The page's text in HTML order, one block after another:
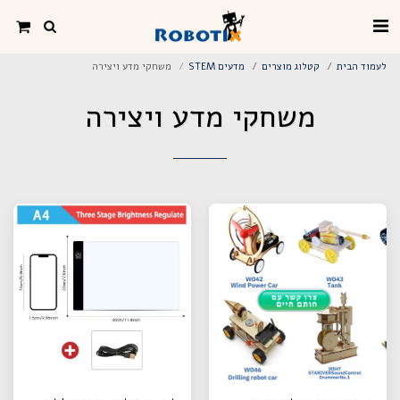
לעמוד הבית קטלוג מוצרים מדעים STEM משחקי מדע ויצירה
משחקי מדע ויצירה